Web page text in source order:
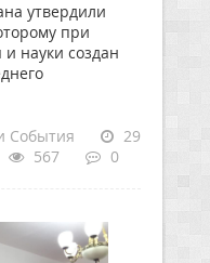
утвердили
при
науки создан
События
29
567 0